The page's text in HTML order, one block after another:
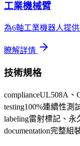
工業機械臂
為6軸工業機器人提
瞭解詳情
技術規格
complianceUL508A、
testing100%連續性測
labeling雷射標記、永
documentation完整組